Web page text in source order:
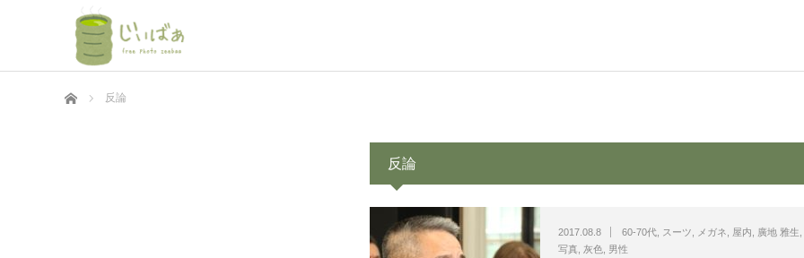
ホーム 反論
反論
2017.08.8 60-70代 スーツ メガネ 屋内 廣地 雅生
写真
灰色 男性